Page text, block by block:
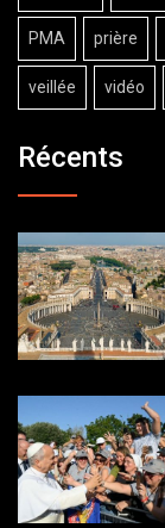
PMA prière
veillée vidéo
Récents